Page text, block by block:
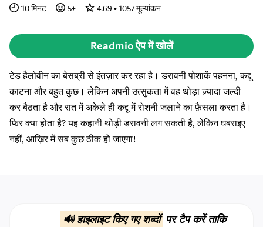
10 मिनट 5+ 4.69 • 1057मूल्यांकन
Readmio ऐप में खोलें
टेड हैलोवीन का बेसब्री से इंतज़ार कर रहा है। डरावनी पोशाकें पहनना, कद्दू
काटना और बहुत कुछ। लेकिन अपनी उत्सुकता में वह थोड़ा ज़्यादा जल्दी
कर बैठता है और रात में अकेले ही कद्दू में रोशनी जलाने का फ़ैसला करता है।
फिर क्या होता है? यह कहानी थोड़ी डरावनी लग सकती है, लेकिन घबराइए
नहीं, आख़िर में सब कुछ ठीक हो जाएगा!
🔊 हाइलाइट किए गए शब्दोंपर टैप करें ताकि